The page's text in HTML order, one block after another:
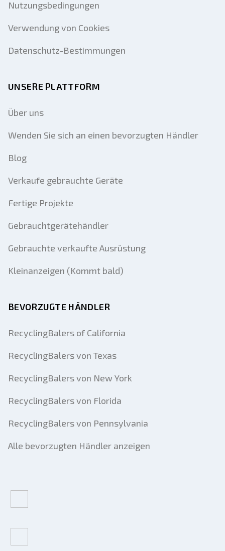
Nutzungsbedingungen
Verwendung von Cookies
Datenschutz-Bestimmungen
UNSERE PLATTFORM
Über uns
Wenden Sie sich an einen bevorzugten Händler
Blog
Verkaufe gebrauchte Geräte
Fertige Projekte
Gebrauchtgerätehändler
Gebrauchte verkaufte Ausrüstung
Kleinanzeigen (Kommt bald)
BEVORZUGTE HÄNDLER
RecyclingBalers of California
RecyclingBalers von Texas
RecyclingBalers von New York
RecyclingBalers von Florida
RecyclingBalers von Pennsylvania
Alle bevorzugten Händler anzeigen